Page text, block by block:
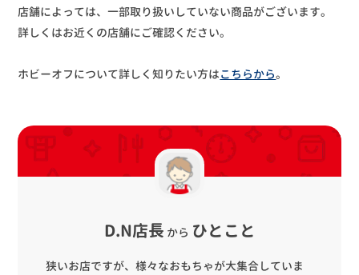
店舗によっては、一部取り扱いしていない商品がございます。
詳しくはお近くの店舗にご確認ください。
ホビーオフについて詳しく知りたい方はこちらから。
D.N店長 から ひとこと
狭いお店ですが、様々なおもちゃが大集合していま